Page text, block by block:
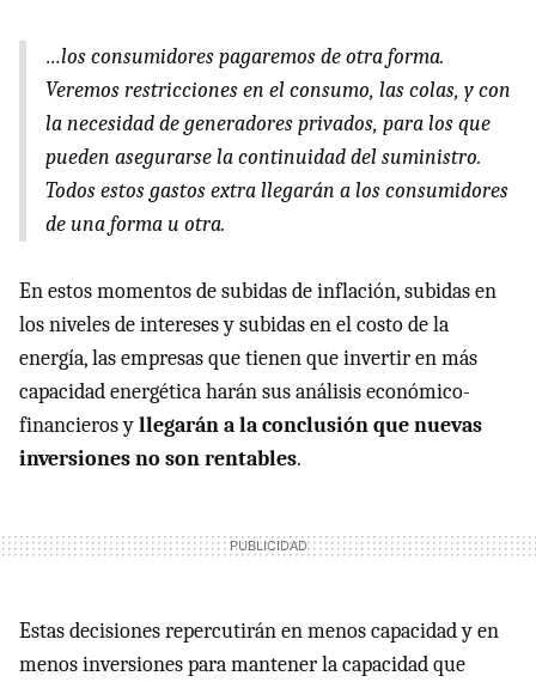
…los consumidores pagaremos de otra forma.
Veremos restricciones en el consumo, las colas, y con
la necesidad de generadores privados, para los que
pueden asegurarse la continuidad del suministro.
Todos estos gastos extra llegarán a los consumidores
de una forma u otra.
En estos momentos de subidas de inflación, subidas en
los niveles de intereses y subidas en el costo de la
energía, las empresas que tienen que invertir en más
capacidad energética harán sus análisis económico-
financieros yllegarán a la conclusión que nuevas
inversiones no son rentables.
Estas decisiones repercutirán en menos capacidad y en
menos inversiones para mantener la capacidad que